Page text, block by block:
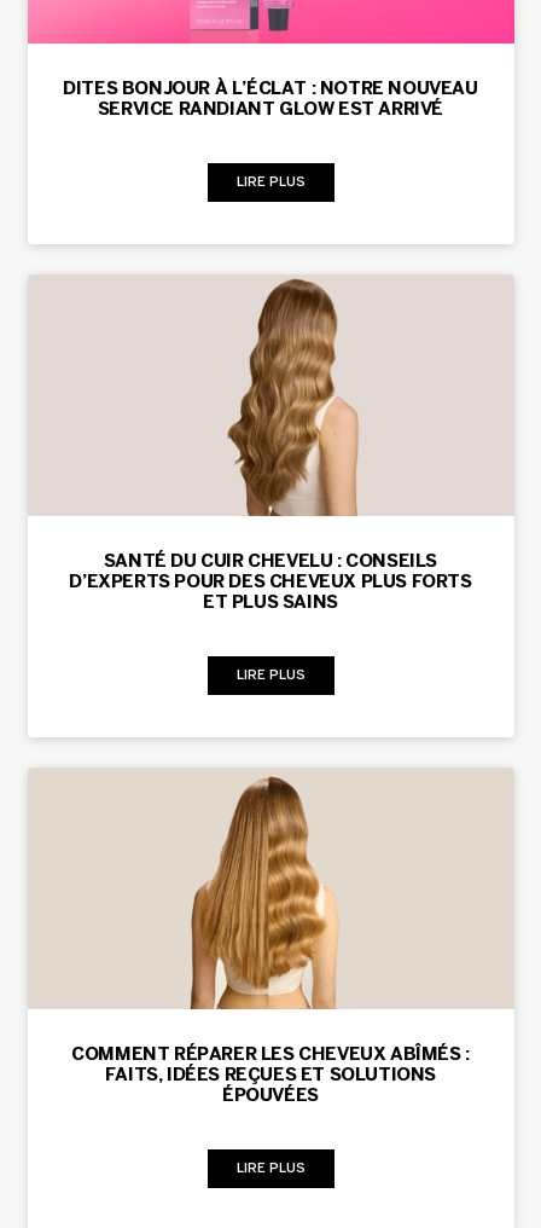
DITES BONJOUR À L’ÉCLAT : NOTRE NOUVEAU
SERVICE RANDIANT GLOW EST ARRIVÉ
LIRE PLUS
SANTÉ DU CUIR CHEVELU : CONSEILS
D’EXPERTS POUR DES CHEVEUX PLUS FORTS
ET PLUS SAINS
LIRE PLUS
COMMENT RÉPARER LES CHEVEUX ABÎMÉS :
FAITS, IDÉES REÇUES ET SOLUTIONS
ÉPOUVÉES
LIRE PLUS